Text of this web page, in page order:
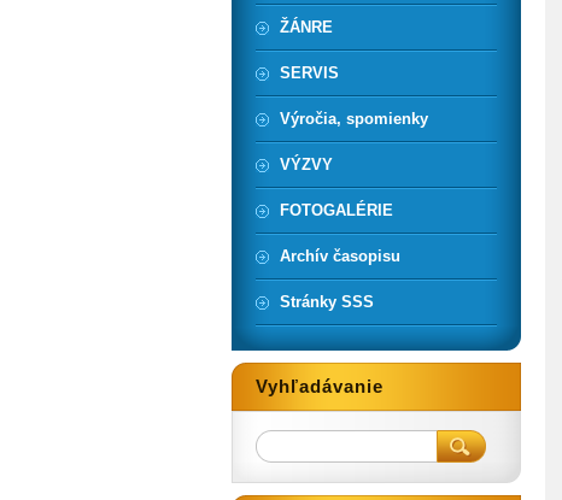
ŽÁNRE
SERVIS
Výročia, spomienky
VÝZVY
FOTOGALÉRIE
Archív časopisu
Stránky SSS
Vyhľadávanie